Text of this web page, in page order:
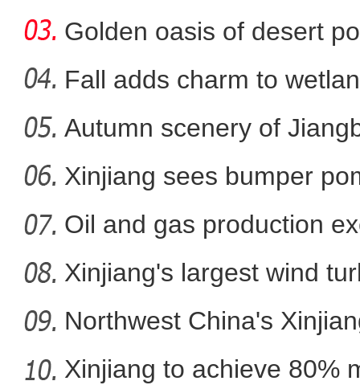
新疆玛纳斯县：荒山
Golden oasis of desert
Fall adds charm to
Autumn scenery of
Xinjiang sees bumper
Oil and gas production
metr
Xinjiang's largest wind
Northwest China's
Xinjiang to achieve 80%